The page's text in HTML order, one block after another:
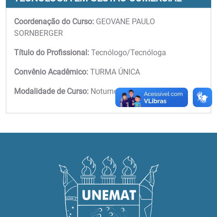
Coordenação do Curso: GEOVANE PAULO
SORNBERGER
Título do Profissional: Tecnólogo/Tecnóloga
Convênio Acadêmico: TURMA ÚNICA
Modalidade de Curso: Noturno